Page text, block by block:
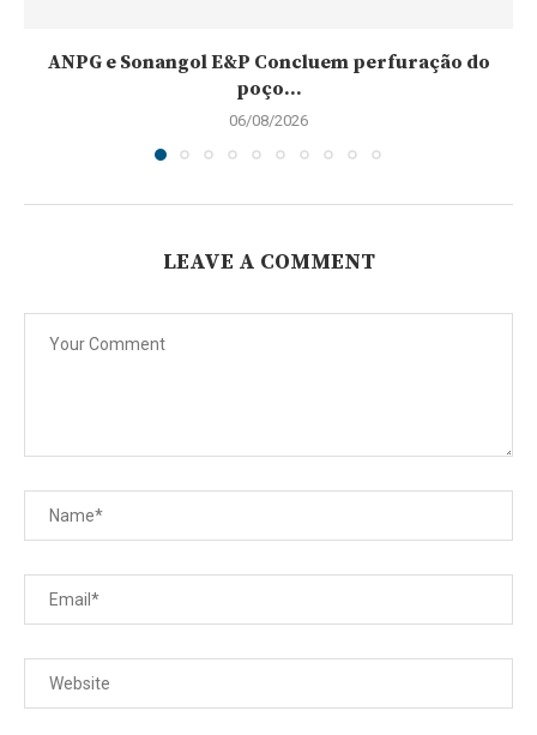
ANPG e Sonangol E&P Concluem perfuração do
poço...
06/08/2026
LEAVE A COMMENT